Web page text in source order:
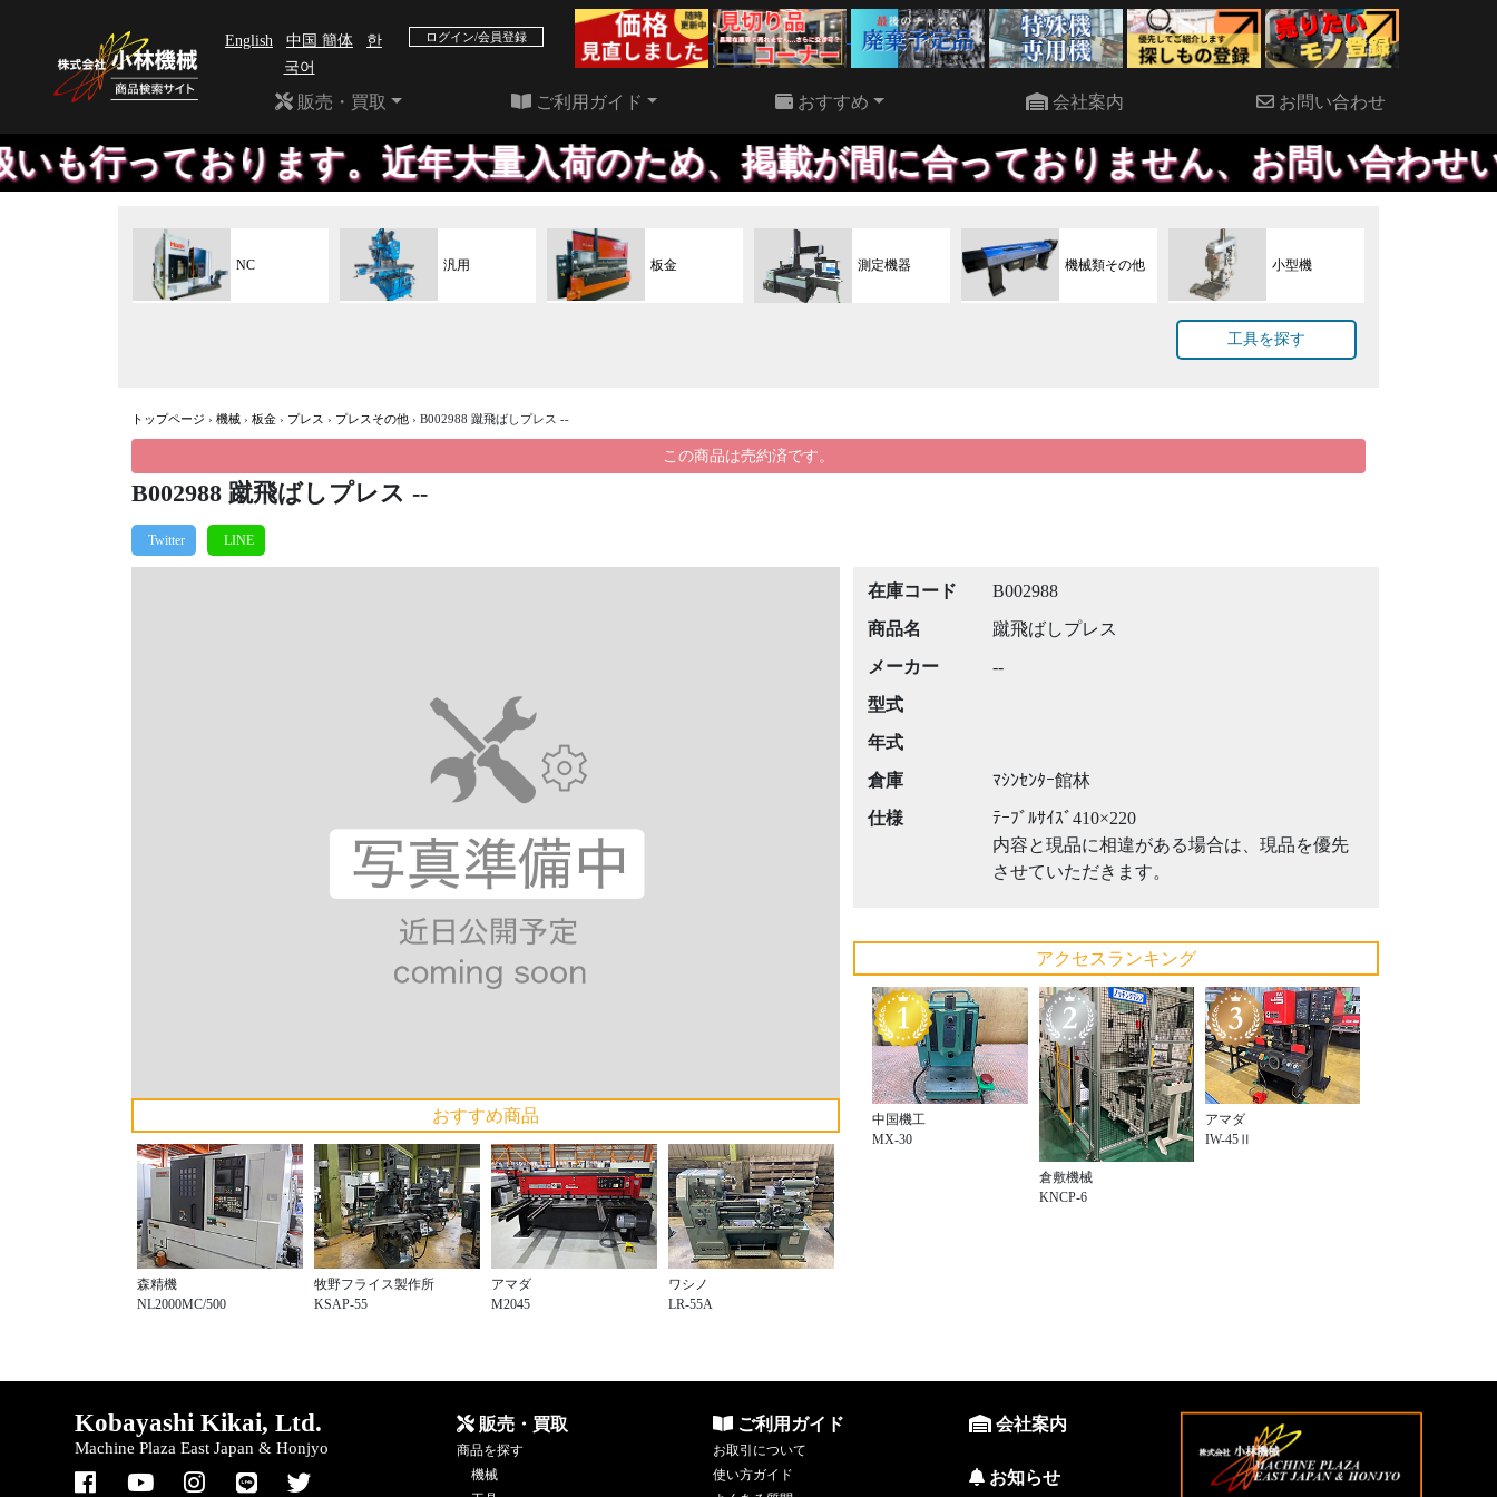
English 中国 簡体
한
국어
ログイン/会員登録 22 件
販売・買取 ご利用ガイド おすすめ 会社案内 お問い合わせ
おります。近年大量入荷のため、掲載が間に合っておりません、お問い合わせいただけ
NC 汎用 板金 測定機器 機械類その他 小型機
工具を探す
トップページ › 機械 › 板金 › プレス › プレスその他 › B002988 蹴飛ばしプレス --
この商品は売約済です。
B002988 蹴飛ばしプレス --
おすすめ商品
森精機
NL2000MC/500
牧野フライス製作所
KSAP-55
アマダ
M2045
ワシノ
LR-55A
在庫コード
B002988
商品名
蹴飛ばしプレス
メーカー
--
型式
年式
倉庫
ﾏｼﾝｾﾝﾀｰ館林
仕様
ﾃｰﾌﾞﾙｻｲｽﾞ410×220
内容と現品に相違がある場合は、現品を優先
させていただきます。
アクセスランキング
中国機工
MX-30
倉敷機械
KNCP-6
アマダ
IW-45Ⅱ
Kobayashi Kikai, Ltd.
Machine Plaza East Japan & Honjyo
販売・買取
商品を探す
機械
ご利用ガイド
お取引について
使い方ガイド
会社案内
お知らせ